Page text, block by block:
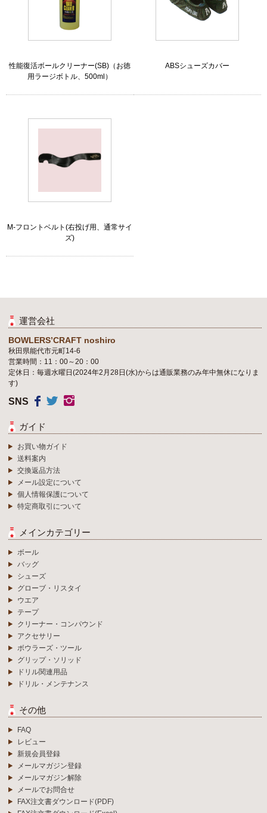
性能復活ボールクリーナー(SB)（お徳
用ラージボトル、500ml）
ABSシューズカバー
M-フロントベルト(右投げ用、通常サイ
ズ)
運営会社
BOWLERS’CRAFT noshiro
秋田県能代市元町14-6
営業時間：11：00～20：00
定休日：毎週水曜日(2024年2月28日(水)からは通販業務のみ年中無休になりま
す)
SNS
ガイド
お買い物ガイド
送料案内
交換返品方法
メール設定について
個人情報保護について
特定商取引について
メインカテゴリー
ボール
バッグ
シューズ
グローブ・リスタイ
ウエア
テープ
クリーナー・コンパウンド
アクセサリー
ボウラーズ・ツール
グリップ・ソリッド
ドリル関連用品
ドリル・メンテナンス
その他
FAQ
レビュー
新規会員登録
メールマガジン登録
メールマガジン解除
メールでお問合せ
FAX注文書ダウンロード(PDF)